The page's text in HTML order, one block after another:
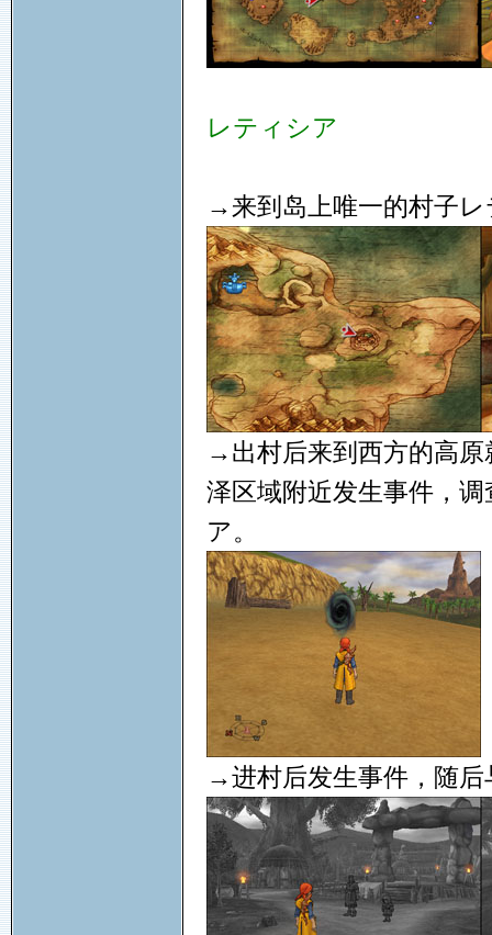
レティシア
→来到岛上唯一的村子
→出村后来到西方的高原
泽区域附近发生事件，
ア。
→进村后发生事件，随后